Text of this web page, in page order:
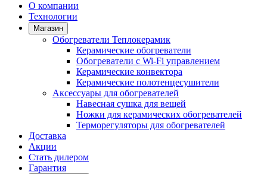
О компании
Технологии
Магазин
Обогреватели Теплокерамик
Керамические обогреватели
Обогреватели с Wi-Fi управлением
Керамические конвектора
Керамические полотенцесушители
Аксессуары для обогревателей
Навесная сушка для вещей
Ножки для керамических обогревателей
Терморегуляторы для обогревателей
Доставка
Акции
Стать дилером
Гарантия